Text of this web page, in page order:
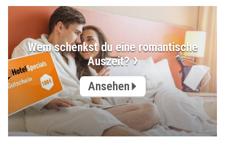
Wem schenkst du eine romantische
Auszeit?
Ansehen